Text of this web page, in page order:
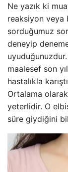
Ne yazık ki
reaksiyon veya
sorduğumuz
deneyip
maalesef son
hastalıkla
Ortalama
yeterlidir. O
süre giydiğini